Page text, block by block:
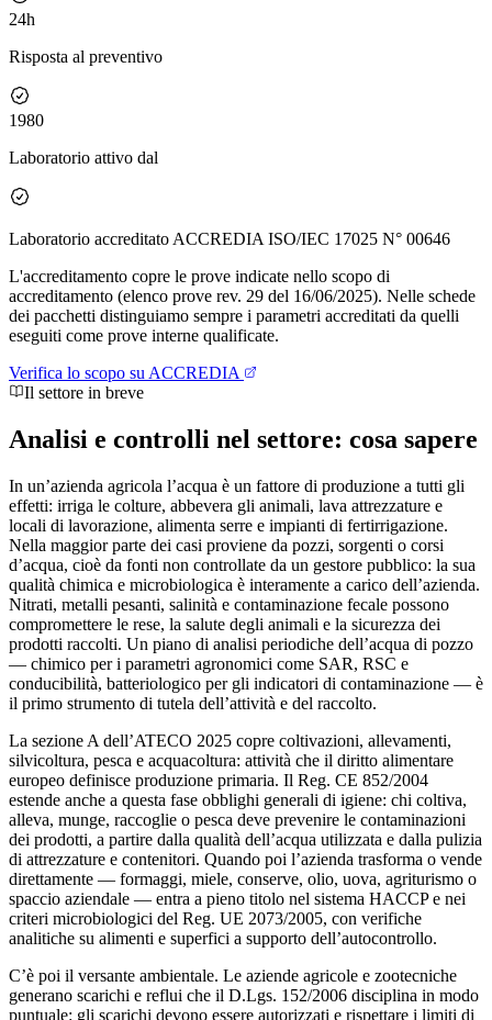
24h
Risposta al preventivo
1980
Laboratorio attivo dal
Laboratorio accreditato ACCREDIA ISO/IEC 17025 N° 00646
L'accreditamento copre le prove indicate nello scopo di
accreditamento (elenco prove rev. 29 del 16/06/2025). Nelle schede
dei pacchetti distinguiamo sempre i parametri accreditati da quelli
eseguiti come prove interne qualificate.
Verifica lo scopo su ACCREDIA
Il settore in breve
Analisi e controlli nel settore: cosa sapere
In un’azienda agricola l’acqua è un fattore di produzione a tutti gli
effetti: irriga le colture, abbevera gli animali, lava attrezzature e
locali di lavorazione, alimenta serre e impianti di fertirrigazione.
Nella maggior parte dei casi proviene da pozzi, sorgenti o corsi
d’acqua, cioè da fonti non controllate da un gestore pubblico: la sua
qualità chimica e microbiologica è interamente a carico dell’azienda.
Nitrati, metalli pesanti, salinità e contaminazione fecale possono
compromettere le rese, la salute degli animali e la sicurezza dei
prodotti raccolti. Un piano di analisi periodiche dell’acqua di pozzo
— chimico per i parametri agronomici come SAR, RSC e
conducibilità, batteriologico per gli indicatori di contaminazione — è
il primo strumento di tutela dell’attività e del raccolto.
La sezione A dell’ATECO 2025 copre coltivazioni, allevamenti,
silvicoltura, pesca e acquacoltura: attività che il diritto alimentare
europeo definisce produzione primaria. Il Reg. CE 852/2004
estende anche a questa fase obblighi generali di igiene: chi coltiva,
alleva, munge, raccoglie o pesca deve prevenire le contaminazioni
dei prodotti, a partire dalla qualità dell’acqua utilizzata e dalla pulizia
di attrezzature e contenitori. Quando poi l’azienda trasforma o vende
direttamente — formaggi, miele, conserve, olio, uova, agriturismo o
spaccio aziendale — entra a pieno titolo nel sistema HACCP e nei
criteri microbiologici del Reg. UE 2073/2005, con verifiche
analitiche su alimenti e superfici a supporto dell’autocontrollo.
C’è poi il versante ambientale. Le aziende agricole e zootecniche
generano scarichi e reflui che il D.Lgs. 152/2006 disciplina in modo
puntuale: gli scarichi devono essere autorizzati e rispettare i limiti di